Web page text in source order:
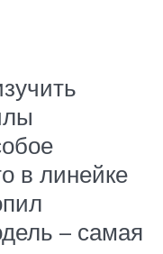
в линейке
– самая